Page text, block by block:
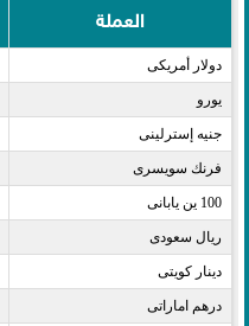
العملة
دولار أمريكى​
يورو​
جنيه إسترلينى​
فرنك سويسرى​
100 ين يابانى​
ريال سعودى​
دينار كويتى​
درهم اماراتى​